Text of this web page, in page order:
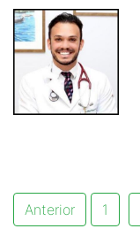
Anterior 1